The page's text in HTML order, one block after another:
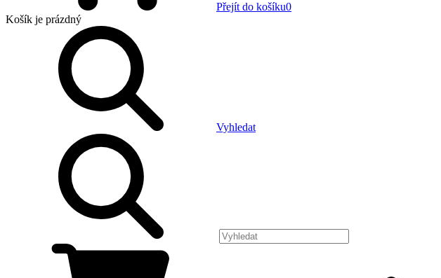
Přejít do košíku0
Košík je prázdný
Vyhledat